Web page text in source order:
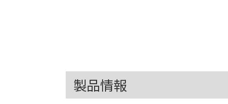
製品情報